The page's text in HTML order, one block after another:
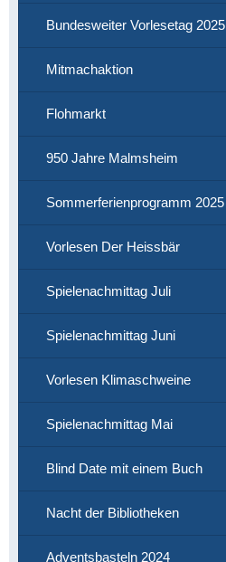
Bundesweiter Vorlesetag 2025
Mitmachaktion
Flohmarkt
950 Jahre Malmsheim
Sommerferienprogramm 2025
Vorlesen Der Heissbär
Spielenachmittag Juli
Spielenachmittag Juni
Vorlesen Klimaschweine
Spielenachmittag Mai
Blind Date mit einem Buch
Nacht der Bibliotheken
Adventsbasteln 2024